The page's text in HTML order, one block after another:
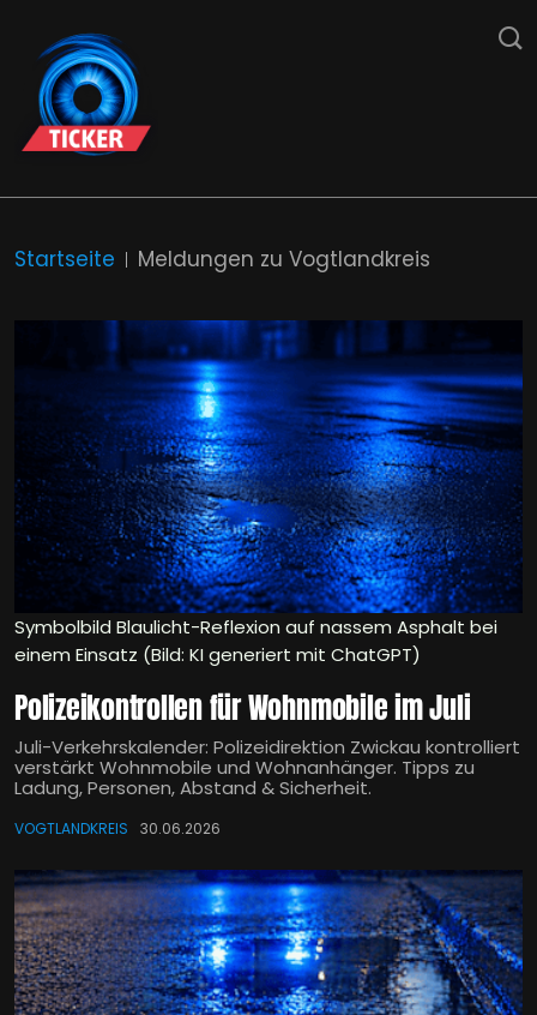
Startseite Meldungen zu Vogtlandkreis
Symbolbild Blaulicht-Reflexion auf nassem Asphalt bei
einem Einsatz (Bild: KI generiert mit ChatGPT)
Polizeikontrollen für Wohnmobile im Juli
Juli-Verkehrskalender: Polizeidirektion Zwickau kontrolliert
verstärkt Wohnmobile und Wohnanhänger. Tipps zu
Ladung, Personen, Abstand & Sicherheit.
VOGTLANDKREIS 30.06.2026